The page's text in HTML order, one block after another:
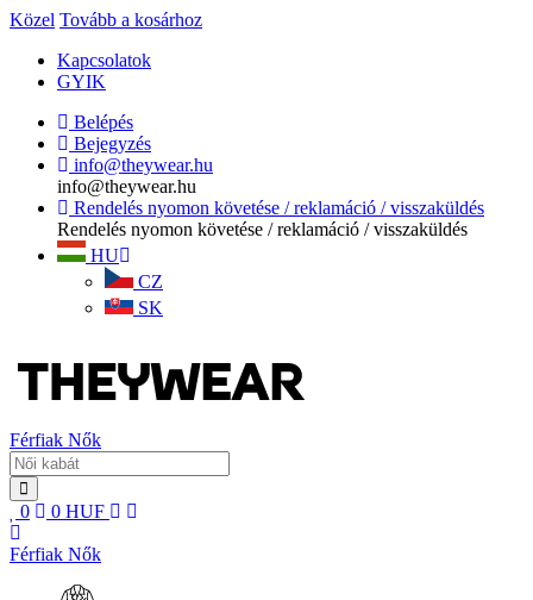
Közel Tovább a kosárhoz
Kapcsolatok
GYIK
Belépés
Bejegyzés
info@theywear.hu
info@theywear.hu
Rendelés nyomon követése / reklamáció / visszaküldés
Rendelés nyomon követése / reklamáció / visszaküldés
HU
CZ
SK
Férfiak Nők
0 0 HUF
Férfiak Nők